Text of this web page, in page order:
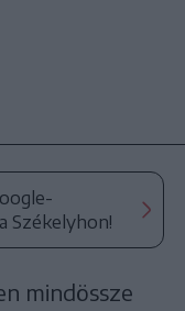
Székelyhon!
mindössze